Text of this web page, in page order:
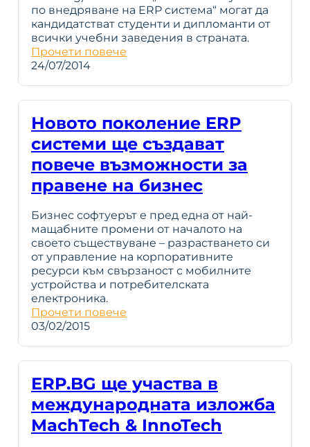
по внедряване на ERP система“ могат да
кандидатстват студенти и дипломанти от
всички учебни заведения в страната.
Прочети повече
24/07/2014
Новото поколение ERP
системи ще създават
повече възможности за
правене на бизнес
Бизнес софтуерът е пред една от най-
мащабните промени от началото на
своето съществуване – разрастването си
от управление на корпоративните
ресурси към свързаност с мобилните
устройства и потребителската
електроника.
Прочети повече
03/02/2015
ERP.BG ще участва в
международната изложба
MachTech & InnoTech